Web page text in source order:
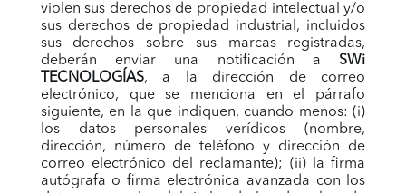
violen sus derechos de propiedad intelectual y/o
sus derechos de propiedad industrial, incluidos
sus derechos sobre sus marcas registradas,
deberán enviar una notificación a SWi
TECNOLOGÍAS, a la dirección de correo
electrónico, que se menciona en el párrafo
siguiente, en la que indiquen, cuando menos: (i)
los datos personales verídicos (nombre,
dirección, número de teléfono y dirección de
correo electrónico del reclamante); (ii) la firma
autógrafa o firma electrónica avanzada con los